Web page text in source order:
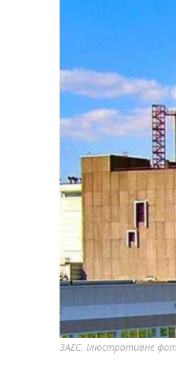
ЗАЕС. Ілюстративне